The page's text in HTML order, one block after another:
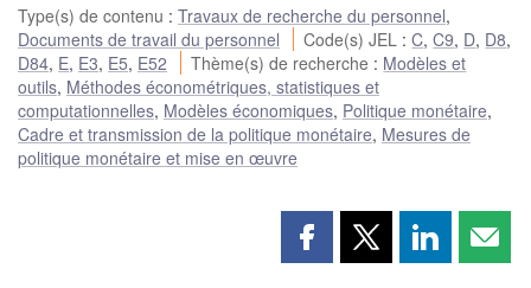
Type(s) de contenu : Travaux de recherche du personnel,
Documents de travail du personnel
Code(s) JEL :C,C9, D, D8,
D84, E, E3, E5, E52 Thème(s) de recherche : Modèles et
outils, Méthodes économétriques, statistiques et
computationnelles, Modèles économiques, Politique monétaire,
Cadre et transmission de la politique monétaire, Mesures de
politique monétaire et mise en œuvre
PartagerPartagerPartager